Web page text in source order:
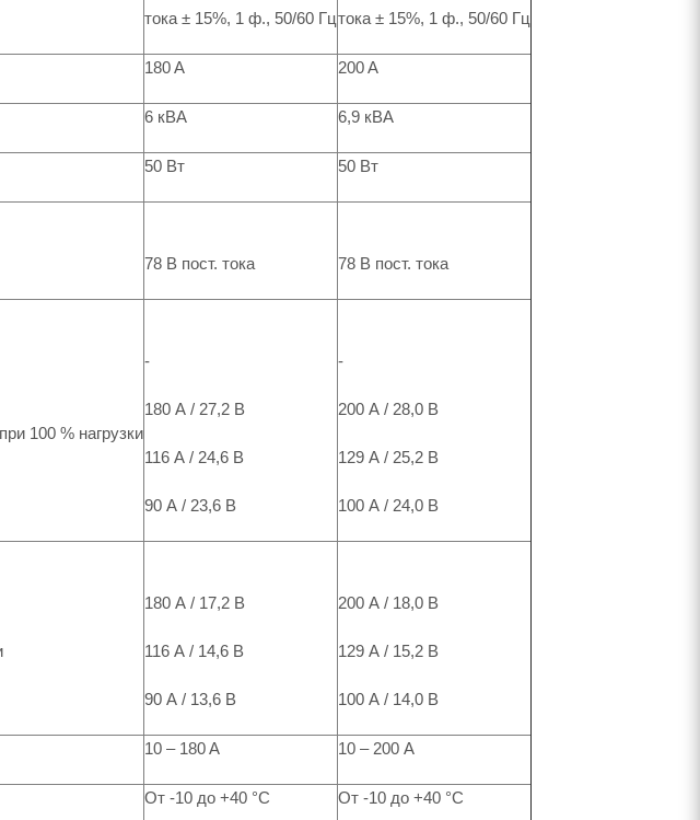
тока ± 15%, 1 ф., 50/60 Гцтока ± 15%, 1 ф., 50/60 Гц
180 A 200 A
6 кВА 6,9 кВА
50 Вт 50 Вт
78 В пост. тока
78 В пост. тока
100 % нагрузки
-
180 А / 27,2 В
116 А / 24,6 В
90 А / 23,6 В
-
200 А / 28,0 В
129 А / 25,2 В
100 А / 24,0 В
180 А / 17,2 В
116 А / 14,6 В
90 А / 13,6 В
200 А / 18,0 В
129 А / 15,2 В
100 А / 14,0 В
10 – 180 A 10 – 200 А
От -10 до +40 °C От -10 до +40 °C